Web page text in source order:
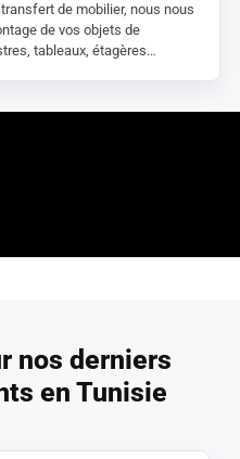
de mobilier, nous nous
de vos objets de
tableaux, étagères…
nos derniers
en Tunisie